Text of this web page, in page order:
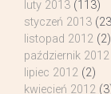
luty 2013 (113)
styczeń 2013
listopad 2012 (2)
październik 2012
lipiec 2012 (2)
kwiecień 2012